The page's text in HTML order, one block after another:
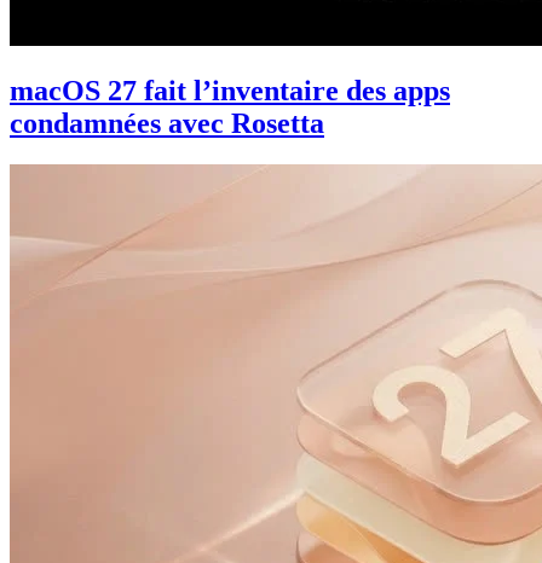
macOS 27 fait l’inventaire des apps
condamnées avec Rosetta